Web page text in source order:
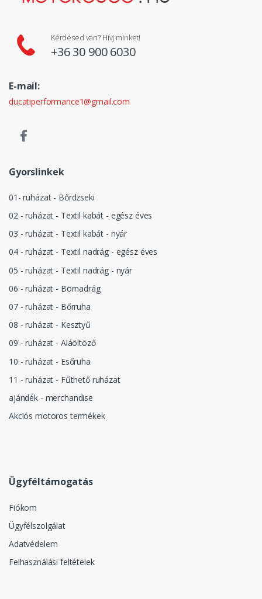
Kérdésed van? Hívj minket!
+36 30 900 6030
E-mail:
ducatiperformance1@gmail.com
Gyorslinkek
01- ruházat - Bőrdzseki
02 - ruházat - Textil kabát - egész éves
03 - ruházat - Textil kabát - nyár
04 - ruházat - Textil nadrág - egész éves
05 - ruházat - Textil nadrág - nyár
06 - ruházat - Börnadrág
07 - ruházat - Bőrruha
08 - ruházat - Kesztyű
09 - ruházat - Aláöltöző
10 - ruházat - Esőruha
11 - ruházat - Fűthető ruházat
ajándék - merchandise
Akciós motoros termékek
Ügyféltámogatás
Fiókom
Ügyfélszolgálat
Adatvédelem
Felhasználási feltételek